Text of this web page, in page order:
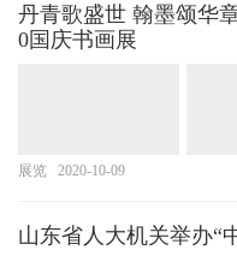
丹青歌盛世 翰墨颂华
0国庆书画展
展览 2020-10-09
山东省人大机关举办“